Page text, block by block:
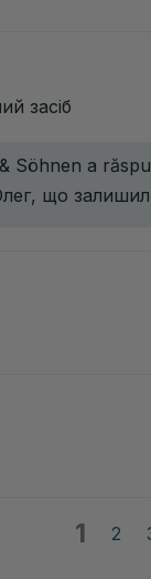
засіб
Söhnen a
що
1 2